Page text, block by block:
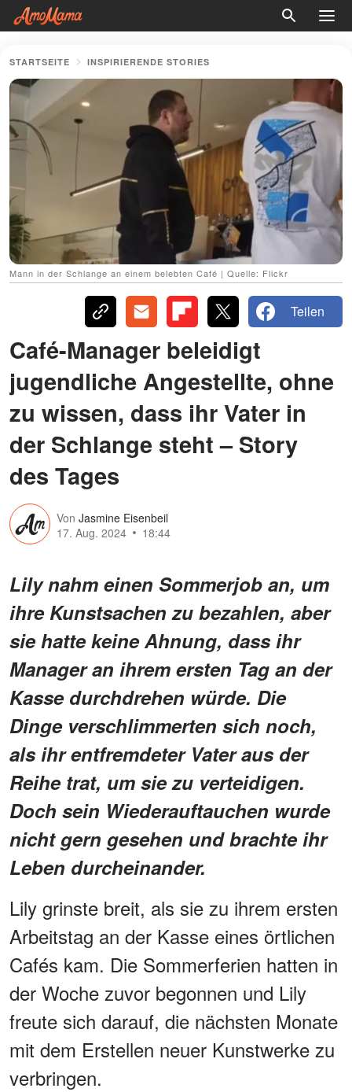
STARTSEITE INSPIRIERENDE STORIES
Mann in der Schlange an einem belebten Café | Quelle: Flickr
Teilen
Café-Manager beleidigt
jugendliche Angestellte, ohne
zu wissen, dass ihr Vater in
der Schlange steht – Story
des Tages
Von Jasmine Eisenbeil
17. Aug. 2024
18:44
Lily nahm einen Sommerjob an, um
ihre Kunstsachen zu bezahlen, aber
sie hatte keine Ahnung, dass ihr
Manager an ihrem ersten Tag an der
Kasse durchdrehen würde. Die
Dinge verschlimmerten sich noch,
als ihr entfremdeter Vater aus der
Reihe trat, um sie zu verteidigen.
Doch sein Wiederauftauchen wurde
nicht gern gesehen und brachte ihr
Leben durcheinander.
Lily grinste breit, als sie zu ihrem ersten
Arbeitstag an der Kasse eines örtlichen
Cafés kam. Die Sommerferien hatten in
der Woche zuvor begonnen und Lily
freute sich darauf, die nächsten Monate
mit dem Erstellen neuer Kunstwerke zu
verbringen.